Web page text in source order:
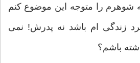
شوهرم را متوجه این موضوع کنم
زندگی ام باشد نه پدرش! نمی
باشم؟